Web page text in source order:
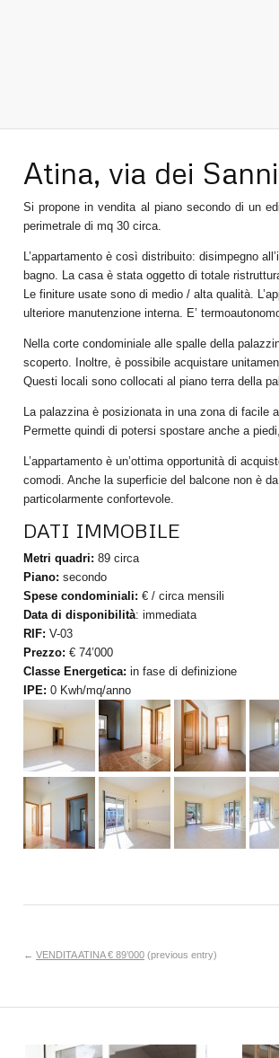
Atina, via dei
Si propone in vendita al piano secondo di un
perimetrale di mq 30 circa.
L’appartamento è così distribuito: disimpegno
bagno. La casa è stata oggetto di totale
Le finiture usate sono di medio / alta qualità.
ulteriore manutenzione interna. E’
Nella corte condominiale alle spalle della
scoperto. Inoltre, è possibile acquistare
Questi locali sono collocati al piano terra della
La palazzina è posizionata in una zona di
Permette quindi di potersi spostare anche a
L’appartamento è un’ottima opportunità di
comodi. Anche la superficie del balcone non è
particolarmente confortevole.
DATI IMMOBILE
Metri quadri: 89 circa
Piano: secondo
Spese condominiali: € / circa mensili
Data di disponibilità: immediata
RIF: V-03
Prezzo: € 74’000
Classe Energetica: in fase di definizione
IPE: 0 Kwh/mq/anno
← VENDITA ATINA € 89’000 (previous entry)